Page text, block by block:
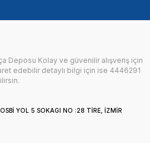
Deposu Kolay ve güvenilir alışveriş için
edebilir detaylı bilgi için ise 4446291
YOL 5 SOKAGI NO :28 TİRE, İZMİR